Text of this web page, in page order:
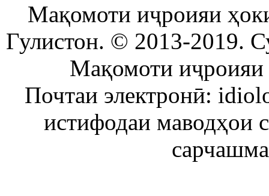
Мақомоти иҷроияи
Гулистон. © 2013-2019.
Мақомоти иҷроияи
Почтаи электронӣ:
истифодаи маводҳои